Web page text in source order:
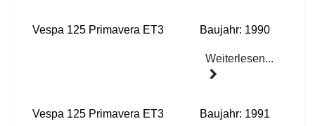
Vespa 125 Primavera ET3 Baujahr: 1990
Weiterlesen...
Vespa 125 Primavera ET3 Baujahr: 1991